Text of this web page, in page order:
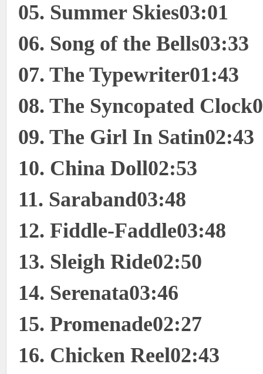
05. Summer Skies03:01
06. Song of the Bells03:33
07. The Typewriter01:43
08. The Syncopated
09. The Girl In Satin02:43
10. China Doll02:53
11. Saraband03:48
12. Fiddle-Faddle03:48
13. Sleigh Ride02:50
14. Serenata03:46
15. Promenade02:27
16. Chicken Reel02:43